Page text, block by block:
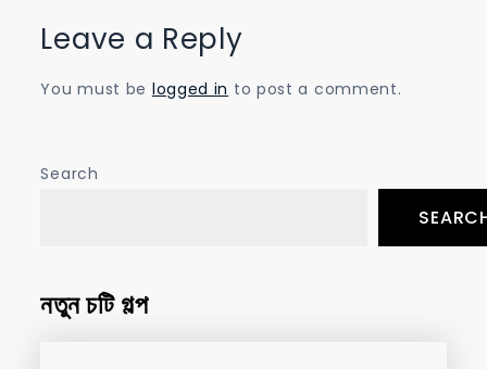
Leave a Reply
You must be logged in to post a comment.
Search
নতুন চটি গল্প